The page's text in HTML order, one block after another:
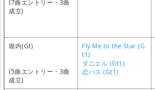
(7曲エントリー・3曲
成立)
堀内(Gt)
(5曲エントリー・3曲
成立)
Fly Me to the Star (G
t1)
ダニエル (Gt1)
恋バス (Gt1)